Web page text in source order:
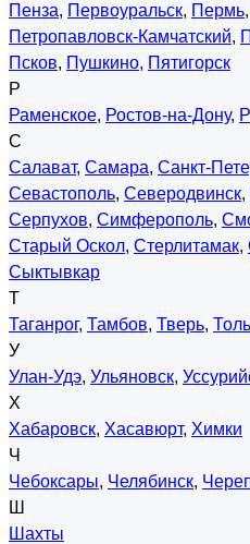
Пенза, Первоуральск, Пермь,
Петропавловск-Камчатский,
Псков, Пушкино, Пятигорск
Р
Раменское, Ростов-на-Дону,
С
Салават, Самара, Санкт-
Севастополь, Северодвинск,
Серпухов, Симферополь,
Старый Оскол, Стерлитамак,
Сыктывкар
Т
Таганрог, Тамбов, Тверь,
У
Улан-Удэ, Ульяновск,
Х
Хабаровск, Хасавюрт, Химки
Ч
Чебоксары, Челябинск,
Ш
Шахты